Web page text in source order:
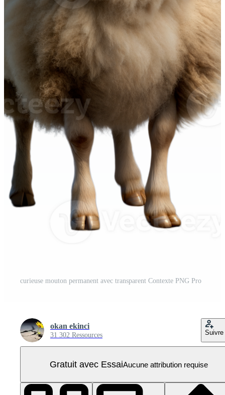
curieuse mouton permanent avec transparent Contexte PNG Pro
okan ekinci
31 302 Ressources Suivre
Gratuit avec EssaiAucune attribution requise